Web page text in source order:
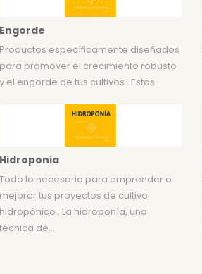
Engorde
Productos específicamente diseñados
para promover el crecimiento robusto
y el engorde de tus cultivos . Estos...
Hidroponia
Todo lo necesario para emprender o
mejorar tus proyectos de cultivo
hidropónico . La hidroponía, una
técnica de...